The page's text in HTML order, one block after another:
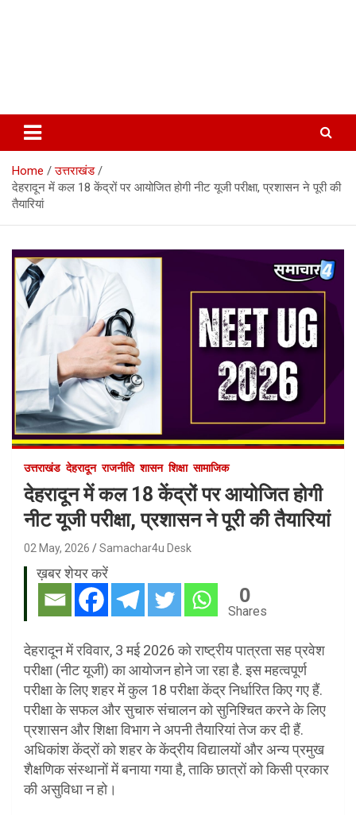
Home
उत्तराखंड
देहरादून में कल 18 केंद्रों पर आयोजित होगी नीट यूजी परीक्षा, प्रशासन ने पूरी की
तैयारियां
उत्तराखंड देहरादून राजनीति शासन शिक्षा सामाजिक
देहरादून में कल 18 केंद्रों पर आयोजित होगी
नीट यूजी परीक्षा, प्रशासन ने पूरी की तैयारियां
02 May, 2026 Samachar4u Desk
ख़बर शेयर करें
0
Shares
देहरादून में रविवार, 3 मई 2026 को राष्ट्रीय पात्रता सह प्रवेश
परीक्षा (नीट यूजी) का आयोजन होने जा रहा है. इस महत्वपूर्ण
परीक्षा के लिए शहर में कुल 18 परीक्षा केंद्र निर्धारित किए गए हैं.
परीक्षा के सफल और सुचारु संचालन को सुनिश्चित करने के लिए
प्रशासन और शिक्षा विभाग ने अपनी तैयारियां तेज कर दी हैं.
अधिकांश केंद्रों को शहर के केंद्रीय विद्यालयों और अन्य प्रमुख
शैक्षणिक संस्थानों में बनाया गया है, ताकि छात्रों को किसी प्रकार
की असुविधा न हो।